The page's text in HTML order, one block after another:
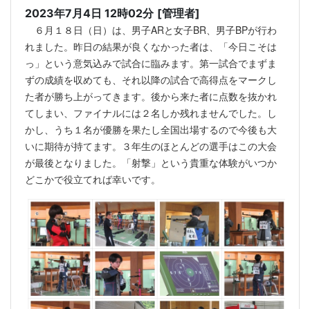
2023年7月4日 12時02分 [管理者]
６月１８日（日）は、男子ARと女子BR、男子BPが行わ
れました。昨日の結果が良くなかった者は、「今日こそは
っ」という意気込みで試合に臨みます。第一試合でまずま
ずの成績を収めても、それ以降の試合で高得点をマークし
た者が勝ち上がってきます。後から来た者に点数を抜かれ
てしまい、ファイナルには２名しか残れませんでした。し
かし、うち１名が優勝を果たし全国出場するので今後も大
いに期待が持てます。３年生のほとんどの選手はこの大会
が最後となりました。「射撃」という貴重な体験がいつか
どこかで役立てれば幸いです。